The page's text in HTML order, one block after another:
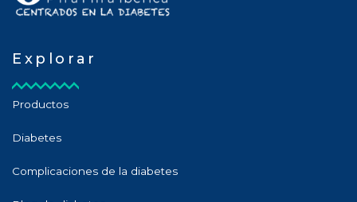
Explorar
Productos
Diabetes
Complicaciones de la diabetes